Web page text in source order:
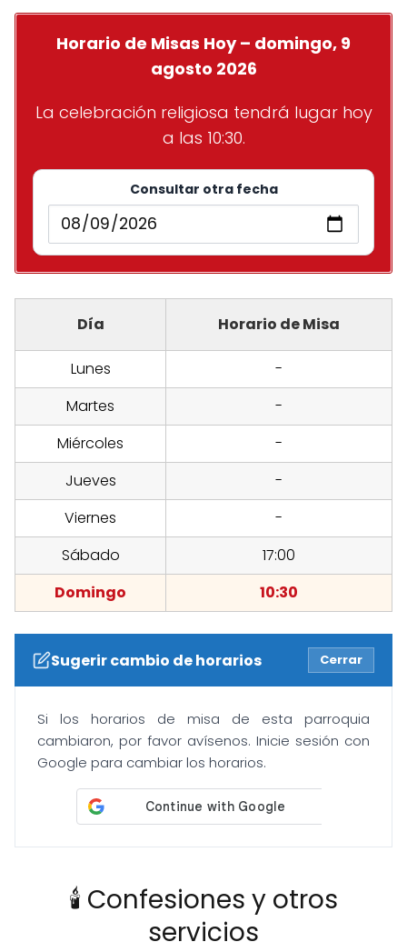
Horario de Misas Hoy – domingo, 9
agosto 2026
La celebración religiosa tendrá lugar hoy
a las 10:30.
Consultar otra fecha
Día Horario de Misa
Lunes
-
Martes
-
Miércoles
-
Jueves
-
Viernes
-
Sábado
17:00
Domingo
10:30
Sugerir cambio de horarios Cerrar
Si los horarios de misa de esta parroquia
cambiaron, por favor avísenos. Inicie sesión con
Google para cambiar los horarios.
🕯️ Confesiones y otros
servicios